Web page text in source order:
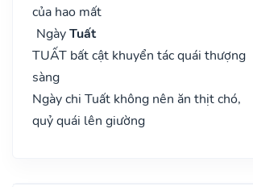
của hao mất
NgàyTuất
TUẤT bất cật khuyển tác quái thượng
sàng
Ngày chi Tuất không nên ăn thịt chó,
quỷ quái lên giường